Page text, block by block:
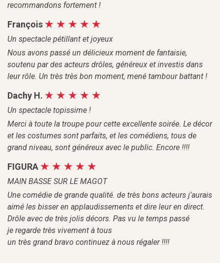
recommandons fortement !
François
Un spectacle pétillant et joyeux
Nous avons passé un délicieux moment de fantaisie,
soutenu par des acteurs drôles, généreux et investis dans
leur rôle. Un très très bon moment, mené tambour battant !
Dachy H.
Un spectacle topissime !
Merci à toute la troupe pour cette excellente soirée. Le décor
et les costumes sont parfaits, et les comédiens, tous de
grand niveau, sont généreux avec le public. Encore !!!!
FIGURA
MAIN BASSE SUR LE MAGOT
Une comédie de grande qualité. de très bons acteurs j'aurais
aimé les bisser en applaudissements et dire leur en direct.
Drôle avec de très jolis décors. Pas vu le temps passé
je regarde très vivement à tous
un très grand bravo continuez à nous régaler !!!!